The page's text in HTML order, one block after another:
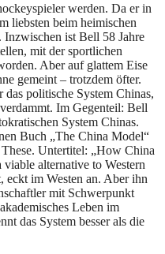
werden. Da er in
liebsten beim heimischen
ist Bell 58 Jahre
mit der sportlichen
Aber auf glattem Eise
gemeint – trotzdem öfter.
politische System Chinas,
Im Gegenteil: Bell
System Chinas.
Buch „The China Model“
Untertitel: „How China
alternative to Western
eckt im Westen an. Aber ihn
mit Schwerpunkt
Leben im
das System besser als die